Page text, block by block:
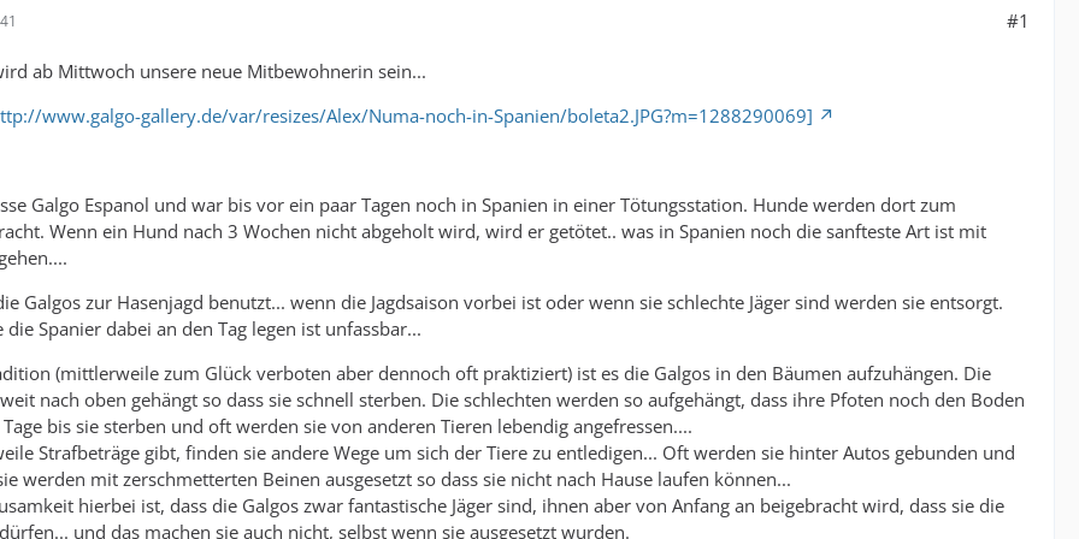
#1
ab Mittwoch unsere neue Mitbewohnerin sein...
www.galgo-gallery.de/var/resizes/Alex/Numa-noch-in-Spanien/boleta2.JPG?m=1288290069]
Galgo Espanol und war bis vor ein paar Tagen noch in Spanien in einer Tötungsstation. Hunde werden dort zum
Wenn ein Hund nach 3 Wochen nicht abgeholt wird, wird er getötet.. was in Spanien noch die sanfteste Art ist mit
Galgos zur Hasenjagd benutzt... wenn die Jagdsaison vorbei ist oder wenn sie schlechte Jäger sind werden sie entsorgt.
Spanier dabei an den Tag legen ist unfassbar...
(mittlerweile zum Glück verboten aber dennoch oft praktiziert) ist es die Galgos in den Bäumen aufzuhängen. Die
nach oben gehängt so dass sie schnell sterben. Die schlechten werden so aufgehängt, dass ihre Pfoten noch den Boden
bis sie sterben und oft werden sie von anderen Tieren lebendig angefressen....
Strafbeträge gibt, finden sie andere Wege um sich der Tiere zu entledigen... Oft werden sie hinter Autos gebunden und
werden mit zerschmetterten Beinen ausgesetzt so dass sie nicht nach Hause laufen können...
hierbei ist, dass die Galgos zwar fantastische Jäger sind, ihnen aber von Anfang an beigebracht wird, dass sie die
und das machen sie auch nicht, selbst wenn sie ausgesetzt wurden.